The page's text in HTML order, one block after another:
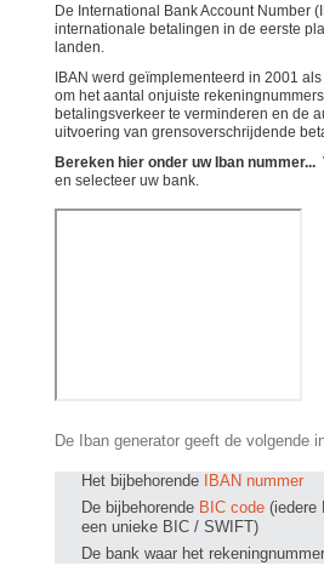
De International Bank Account Number
internationale betalingen in de eerste
landen.
IBAN werd geïmplementeerd in 2001
om het aantal onjuiste
betalingsverkeer te verminderen en de
uitvoering van grensoverschrijdende
Bereken hier onder uw Iban nummer...
en selecteer uw bank.
De Iban generator geeft de volgende
Het bijbehorende
IBAN nummer
De bijbehorende BIC code(iedere
een unieke BIC / SWIFT)
De bank waar het